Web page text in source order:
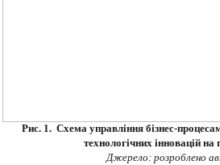
Рис. 1. Схема управління бізнес-
технологічних інновацій на
Джерело: розроблено